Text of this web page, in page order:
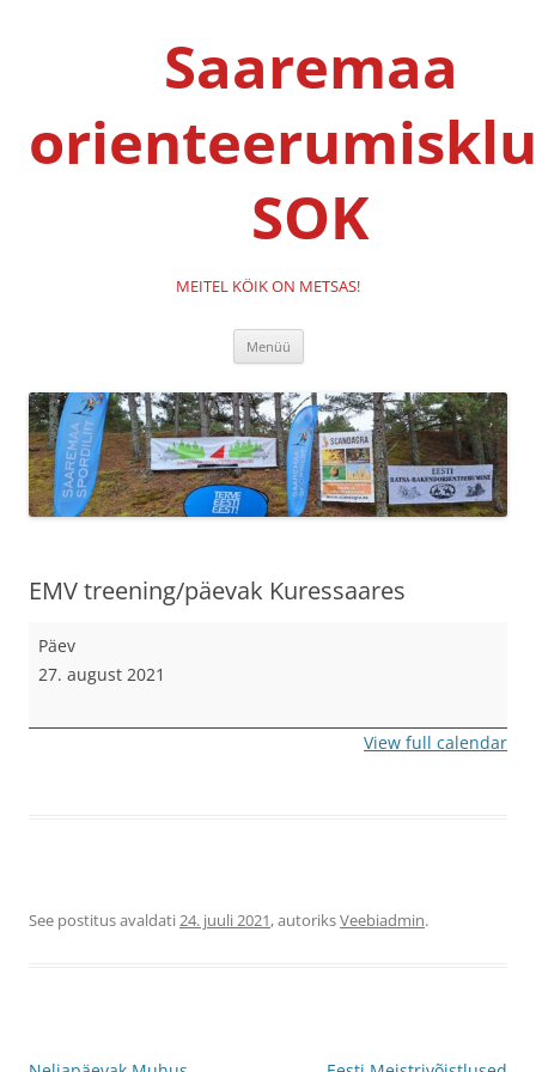
Saaremaa
SOK
MEITEL KÖIK ON METSAS!
Menüü
EMV treening/päevak Kuressaares
EMV
treening/päevak
Kuressaares
Päev
27. august 2021
View full calendar
See postitus avaldati24. juuli 2021, autoriksVeebiadmin.